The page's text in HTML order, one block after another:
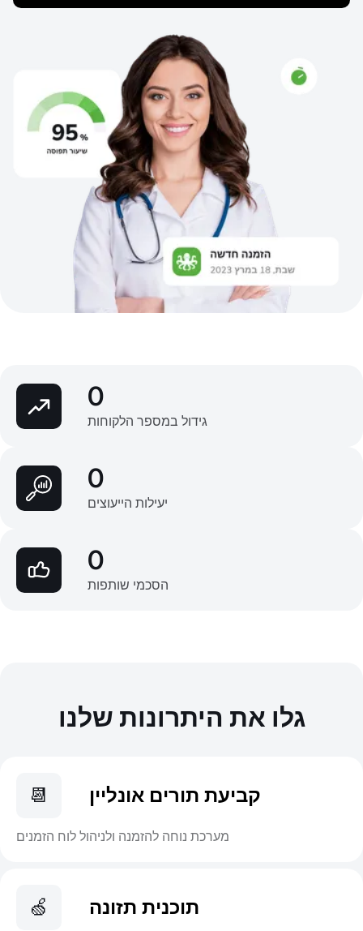
0
גידול במספר הלקוחות
0
יעילות הייעוצים
0
הסכמי שותפות
גלו את היתרונות שלנו
📆 קביעת תורים אונליין
מערכת נוחה להזמנה ולניהול לוח הזמנים
🍏 תוכנית תזונה